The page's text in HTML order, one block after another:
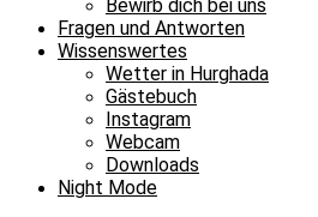
Bewirb dich bei uns
Fragen und Antworten
Wissenswertes
Wetter in Hurghada
Gästebuch
Instagram
Webcam
Downloads
Night Mode